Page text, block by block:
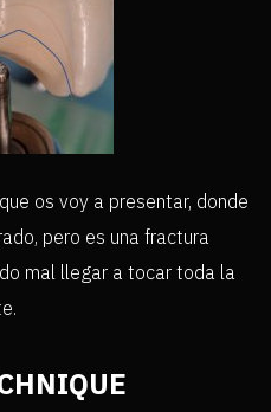
os voy a presentar, donde
pero es una fractura
mal llegar a tocar toda la